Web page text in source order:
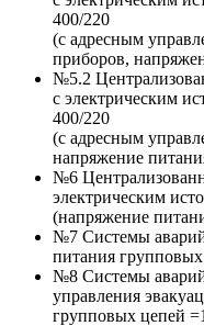
400/220
(c адресным
приборов,
№5.2
с электрическим
400/220
(c адресным
напряжение
№6
электрическим
(напряжение
№7 Системы
питания
№8 Системы
управления
групповых цепей